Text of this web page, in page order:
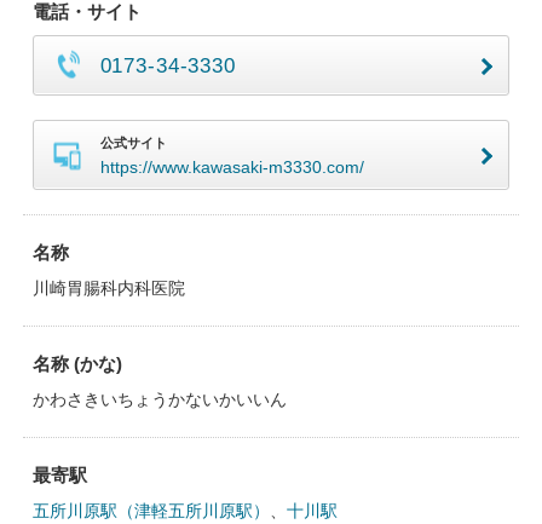
電話・サイト
0173-34-3330
公式サイト
https://www.kawasaki-m3330.com/
名称
川崎胃腸科内科医院
名称 (かな)
かわさきいちょうかないかいいん
最寄駅
五所川原駅（津軽五所川原駅） 十川駅